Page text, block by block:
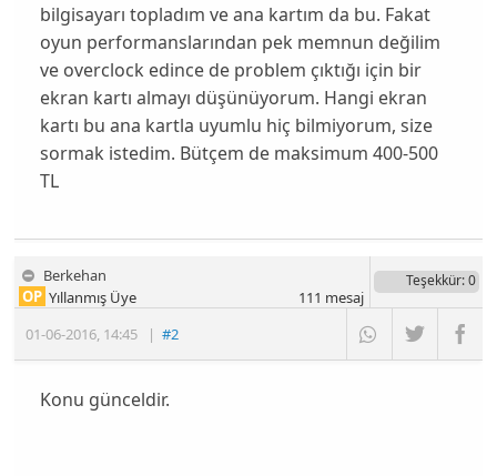
bilgisayarı topladım ve ana kartım da bu. Fakat
oyun performanslarından pek memnun değilim
ve overclock edince de problem çıktığı için bir
ekran kartı almayı düşünüyorum. Hangi ekran
kartı bu ana kartla uyumlu hiç bilmiyorum, size
sormak istedim. Bütçem de maksimum 400-500
TL
Berkehan
01-06-2016, 14:45 |#2
OP Yıllanmış Üye
Teşekkür: 0
111 mesaj
Konu günceldir.